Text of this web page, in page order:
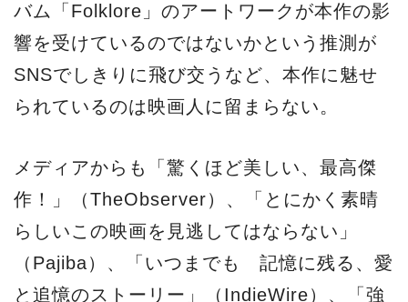
バム「Folklore」のアートワークが本作の影
響を受けているのではないかという推測が
SNSでしきりに飛び交うなど、本作に魅せ
られているのは映画人に留まらない。
メディアからも「驚くほど美しい、最高傑
作！」（TheObserver）、「とにかく素晴
らしいこの映画を見逃してはならない」
（Pajiba）、「いつまでも 記憶に残る、愛
と追憶のストーリー」（IndieWire）、「強